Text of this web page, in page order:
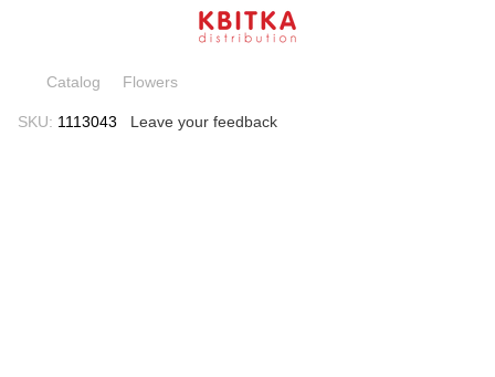
Catalog Flowers
SKU: 1113043 Leave your feedback